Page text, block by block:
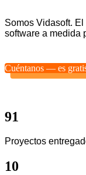
Somos Vidasoft.
software a medida
Cuéntanos — es
91
Proyectos
10